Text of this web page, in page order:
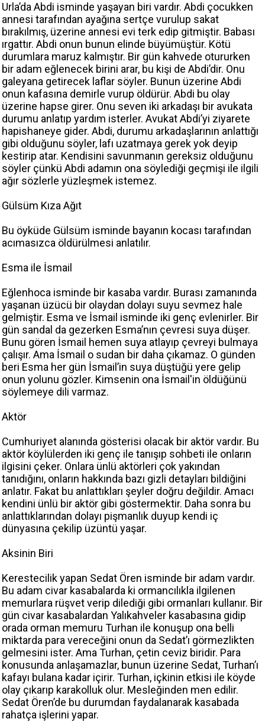
Urla’da Abdi isminde yaşayan biri vardır. Abdi çocukken
annesi tarafından ayağına sertçe vurulup sakat
bırakılmış, üzerine annesi evi terk edip gitmiştir. Babası
ırgattır. Abdi onun bunun elinde büyümüştür. Kötü
durumlara maruz kalmıştır. Bir gün kahvede otururken
bir adam eğlenecek birini arar, bu kişi de Abdi’dir. Onu
galeyana getirecek laflar söyler. Bunun üzerine Abdi
onun kafasına demirle vurup öldürür. Abdi bu olay
üzerine hapse girer. Onu seven iki arkadaşı bir avukata
durumu anlatıp yardım isterler. Avukat Abdi’yi ziyarete
hapishaneye gider. Abdi, durumu arkadaşlarının anlattığı
gibi olduğunu söyler, lafı uzatmaya gerek yok deyip
kestirip atar. Kendisini savunmanın gereksiz olduğunu
söyler çünkü Abdi adamın ona söylediği geçmişi ile ilgili
ağır sözlerle yüzleşmek istemez.
Gülsüm Kıza Ağıt
Bu öyküde Gülsüm isminde bayanın kocası tarafından
acımasızca öldürülmesi anlatılır.
Esma ile İsmail
Eğlenhoca isminde bir kasaba vardır. Burası zamanında
yaşanan üzücü bir olaydan dolayı suyu sevmez hale
gelmiştir. Esma ve İsmail isminde iki genç evlenirler. Bir
gün sandal da gezerken Esma’nın çevresi suya düşer.
Bunu gören İsmail hemen suya atlayıp çevreyi bulmaya
çalışır. Ama İsmail o sudan bir daha çıkamaz. O günden
beri Esma her gün İsmail’in suya düştüğü yere gelip
onun yolunu gözler. Kimsenin ona İsmail'in öldüğünü
söylemeye dili varmaz.
Aktör
Cumhuriyet alanında gösterisi olacak bir aktör vardır. Bu
aktör köylülerden iki genç ile tanışıp sohbeti ile onların
ilgisini çeker. Onlara ünlü aktörleri çok yakından
tanıdığını, onların hakkında bazı gizli detayları bildiğini
anlatır. Fakat bu anlattıkları şeyler doğru değildir. Amacı
kendini ünlü bir aktör gibi göstermektir. Daha sonra bu
anlattıklarından dolayı pişmanlık duyup kendi iç
dünyasına çekilip üzüntü yaşar.
Aksinin Biri
Kerestecilik yapan Sedat Ören isminde bir adam vardır.
Bu adam civar kasabalarda ki ormancılıkla ilgilenen
memurlara rüşvet verip dilediği gibi ormanları kullanır. Bir
gün civar kasabalardan Yalıkahveler kasabasına gidip
orada orman memuru Turhan ile konuşup ona belli
miktarda para vereceğini onun da Sedat’ı görmezlikten
gelmesini ister. Ama Turhan, çetin ceviz biridir. Para
konusunda anlaşamazlar, bunun üzerine Sedat, Turhan’ı
kafayı bulana kadar içirir. Turhan, içkinin etkisi ile köyde
olay çıkarıp karakolluk olur. Mesleğinden men edilir.
Sedat Ören’de bu durumdan faydalanarak kasabada
rahatça işlerini yapar.